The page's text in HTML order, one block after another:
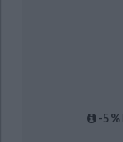
-5 %